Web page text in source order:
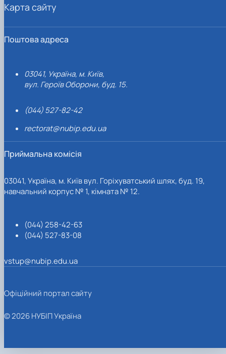
Поштова адреса
03041, Україна, м. Київ,
вул. Героїв Оборони, буд. 15.
(044) 527-82-42
rectorat@nubip.edu.ua
Приймальна комісія
03041, Україна, м. Київ вул. Горіхуватський шлях, буд. 19,
навчальний корпус № 1, кімната № 12.
(044) 258-42-63
(044) 527-83-08
vstup@nubip.edu.ua
Карта сайту
Офіційний портал сайту
© 2026 НУБІП Україна